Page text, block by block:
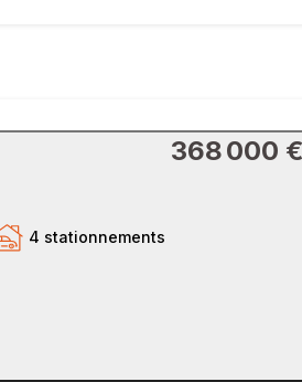
368 000 €
4 stationnements